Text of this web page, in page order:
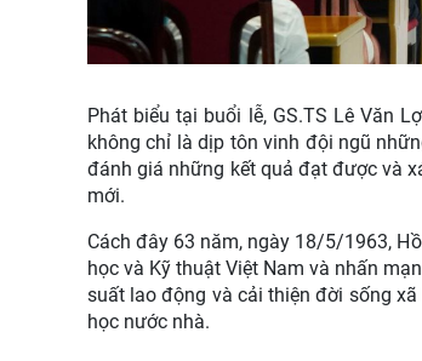
Phát biểu tại buổi lễ, GS.TS Lê Văn
không chỉ là dịp tôn vinh đội ngũ
đánh giá những kết quả đạt được và
mới.
Cách đây 63 năm, ngày 18/5/1963,
học và Kỹ thuật Việt Nam và nhấn
suất lao động và cải thiện đời sống
học nước nhà.